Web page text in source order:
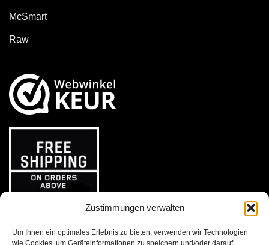
Zustimmungen verwalten
Um Ihnen ein optimales Erlebnis zu bieten, verwenden wir Technologien
wie Cookies, um Geräteinformationen zu speichern und/oder darauf
McSmart
Raw